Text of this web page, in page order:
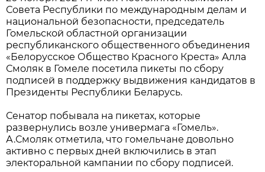
Совета Республики по международным делам и
национальной безопасности, председатель
Гомельской областной организации
республиканского общественного объединения
«Белорусское Общество Красного Креста» Алла
Смоляк в Гомеле посетила пикеты по сбору
подписей в поддержку выдвижения кандидатов в
Президенты Республики Беларусь.
Сенатор побывала на пикетах, которые
развернулись возле универмага «Гомель».
А.Смоляк отметила, что гомельчане довольно
активно с первых дней включились в этап
электоральной кампании по сбору подписей.